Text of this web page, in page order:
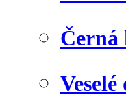
Černá
Veselé